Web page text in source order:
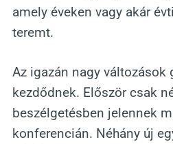
amely éveken vagy akár
teremt.
Az igazán nagy változások
kezdődnek. Először csak
beszélgetésben jelennek
konferencián. Néhány új